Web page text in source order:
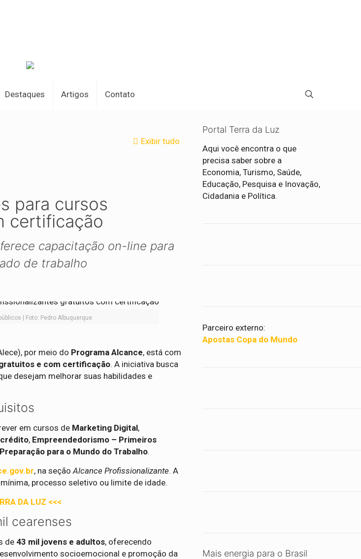
Destaques Artigos Contato
Exibir tudo
para cursos
certificação
capacitação on-line para
de trabalho
| Foto: Pedro Albuquerque
por meio do Programa Alcance, está com
e com certificação. A iniciativa busca
desejam melhorar suas habilidades e
em cursos de Marketing Digital,
, Empreendedorismo – Primeiros
Preparação para o Mundo do Trabalho.
, na seçãoAlcance Profissionalizante. A
processo seletivo ou limite de idade.
DA LUZ <<<
cearenses
de 43 mil jovens e adultos, oferecendo
socioemocional e promoção da
Portal Terra da Luz
Aqui você encontra o que
precisa saber sobre a
Economia, Turismo, Saúde,
Educação, Pesquisa e Inovação,
Cidadania e Política.
Parceiro externo:
Apostas Copa do Mundo
Mais energia para o Brasil